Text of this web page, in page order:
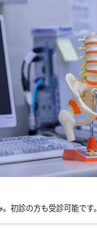
初診の方も受診可能です。